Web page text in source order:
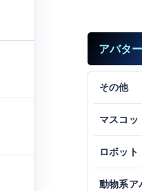
アバタ
その他
マスコッ
ロボッ
動物系ア